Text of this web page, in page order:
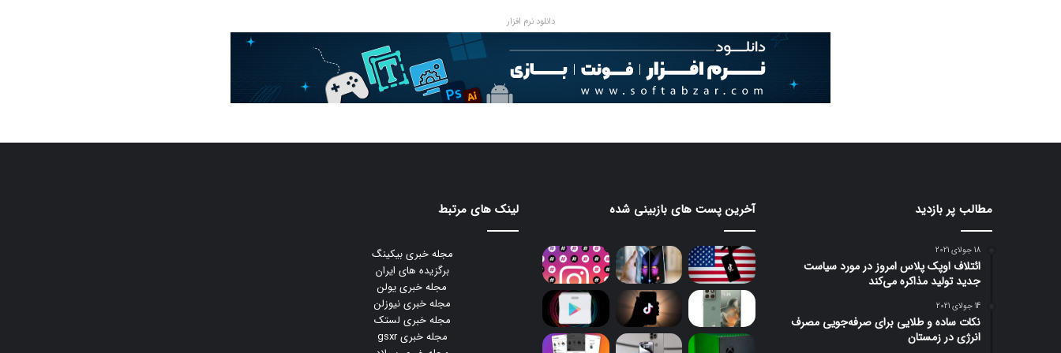
دانلود نرم افزار
مطالب پر بازدید
18 جولای 2021
ائتلاف اوپک پلاس امروز در مورد سیاست
جدید تولید مذاکره می‌کند
14 جولای 2021
نکات ساده و طلایی برای صرفه‌جویی مصرف
انرژی در زمستان
آخرین پست های بازبینی شده لینک های مرتبط
مجله خبری بیکینگ
برگزیده های ایران
مجله خبری یولن
مجله خبری نیوزلن
مجله خبری لستک
مجله خبری gsxr